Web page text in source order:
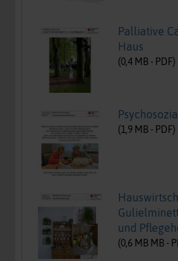
Palliative
Haus
(0,4 MB - PDF)
(1,9 MB - PDF)
und
(0,6 MB MB -